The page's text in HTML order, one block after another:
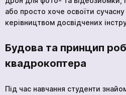
або просто хоче освоїти сучасну
керівництвом досвідчених
Будова та принцип
квадрокоптера
Під час навчання студенти